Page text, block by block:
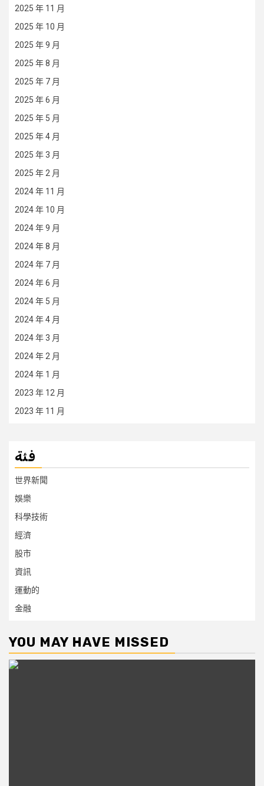
2025 年 11 月
2025 年 10 月
2025 年 9 月
2025 年 8 月
2025 年 7 月
2025 年 6 月
2025 年 5 月
2025 年 4 月
2025 年 3 月
2025 年 2 月
2024 年 11 月
2024 年 10 月
2024 年 9 月
2024 年 8 月
2024 年 7 月
2024 年 6 月
2024 年 5 月
2024 年 4 月
2024 年 3 月
2024 年 2 月
2024 年 1 月
2023 年 12 月
2023 年 11 月
فئة
世界新聞
娛樂
科學技術
經濟
股市
資訊
運動的
金融
YOU MAY HAVE MISSED